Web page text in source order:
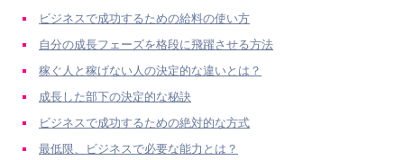
ビジネスで成功するための給料の使い方
自分の成長フェーズを格段に飛躍させる方法
稼ぐ人と稼げない人の決定的な違いとは？
成長した部下の決定的な秘訣
ビジネスで成功するための絶対的な方式
最低限、ビジネスで必要な能力とは？